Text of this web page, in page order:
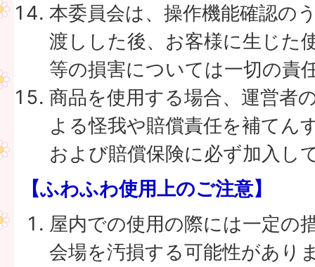
本委員会は、操作機能確認の
渡しした後、お客様に生じた
等の損害については一切の責
商品を使用する場合、運営者
よる怪我や賠償責任を補てん
および賠償保険に必ず加入し
【ふわふわ使用上のご注意】
屋内での使用の際には一定の
会場を汚損する可能性があり